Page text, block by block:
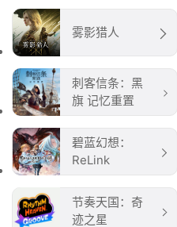
雾影猎人
刺客信条：黑
旗 记忆重置
碧蓝幻想：
ReLink
节奏天国：奇
迹之星